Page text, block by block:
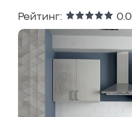
Рейтинг: 0.0